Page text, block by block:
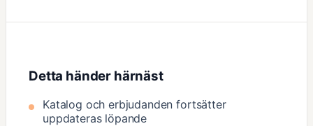
Detta händer härnäst
Katalog och erbjudanden fortsätter
uppdateras löpande